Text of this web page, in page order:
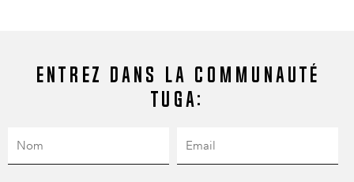
Entrez dans la communauté
Tuga: